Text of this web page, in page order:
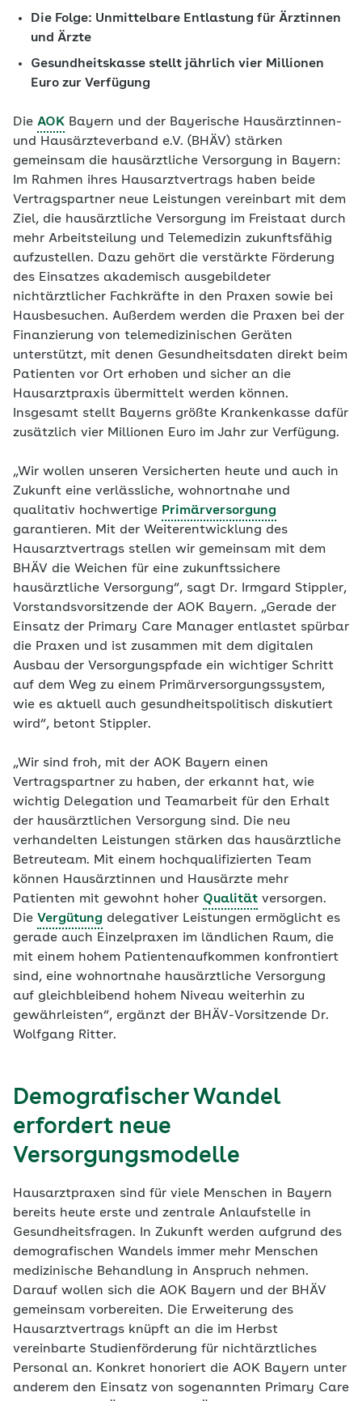
Die Folge: Unmittelbare Entlastung für Ärztinnen
und Ärzte
Gesundheitskasse stellt jährlich vier Millionen
Euro zur Verfügung
Die AOK Bayern und der Bayerische Hausärztinnen-
und Hausärzteverband e.V. (BHÄV) stärken
gemeinsam die hausärztliche Versorgung in Bayern:
Im Rahmen ihres Hausarztvertrags haben beide
Vertragspartner neue Leistungen vereinbart mit dem
Ziel, die hausärztliche Versorgung im Freistaat durch
mehr Arbeitsteilung und Telemedizin zukunftsfähig
aufzustellen. Dazu gehört die verstärkte Förderung
des Einsatzes akademisch ausgebildeter
nichtärztlicher Fachkräfte in den Praxen sowie bei
Hausbesuchen. Außerdem werden die Praxen bei der
Finanzierung von telemedizinischen Geräten
unterstützt, mit denen Gesundheitsdaten direkt beim
Patienten vor Ort erhoben und sicher an die
Hausarztpraxis übermittelt werden können.
Insgesamt stellt Bayerns größte Krankenkasse dafür
zusätzlich vier Millionen Euro im Jahr zur Verfügung.
„Wir wollen unseren Versicherten heute und auch in
Zukunft eine verlässliche, wohnortnahe und
qualitativ hochwertige Primärversorgung
garantieren. Mit der Weiterentwicklung des
Hausarztvertrags stellen wir gemeinsam mit dem
BHÄV die Weichen für eine zukunftssichere
hausärztliche Versorgung“, sagt Dr. Irmgard Stippler,
Vorstandsvorsitzende der AOK Bayern. „Gerade der
Einsatz der Primary Care Manager entlastet spürbar
die Praxen und ist zusammen mit dem digitalen
Ausbau der Versorgungspfade ein wichtiger Schritt
auf dem Weg zu einem Primärversorgungssystem,
wie es aktuell auch gesundheitspolitisch diskutiert
wird“, betont Stippler.
„Wir sind froh, mit der AOK Bayern einen
Vertragspartner zu haben, der erkannt hat, wie
wichtig Delegation und Teamarbeit für den Erhalt
der hausärztlichen Versorgung sind. Die neu
verhandelten Leistungen stärken das hausärztliche
Betreuteam. Mit einem hochqualifizierten Team
können Hausärztinnen und Hausärzte mehr
Patienten mit gewohnt hoher Qualität versorgen.
Die Vergütung delegativer Leistungen ermöglicht es
gerade auch Einzelpraxen im ländlichen Raum, die
mit einem hohem Patientenaufkommen konfrontiert
sind, eine wohnortnahe hausärztliche Versorgung
auf gleichbleibend hohem Niveau weiterhin zu
gewährleisten“, ergänzt der BHÄV-Vorsitzende Dr.
Wolfgang Ritter.
Demografischer Wandel
erfordert neue
Versorgungsmodelle
Hausarztpraxen sind für viele Menschen in Bayern
bereits heute erste und zentrale Anlaufstelle in
Gesundheitsfragen. In Zukunft werden aufgrund des
demografischen Wandels immer mehr Menschen
medizinische Behandlung in Anspruch nehmen.
Darauf wollen sich die AOK Bayern und der BHÄV
gemeinsam vorbereiten. Die Erweiterung des
Hausarztvertrags knüpft an die im Herbst
vereinbarte Studienförderung für nichtärztliches
Personal an. Konkret honoriert die AOK Bayern unter
anderem den Einsatz von sogenannten Primary Care